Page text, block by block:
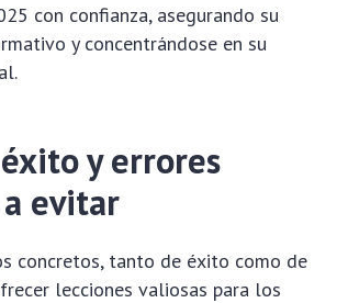
con confianza, asegurando su
y concentrándose en su
y errores
evitar
concretos, tanto de éxito como de
lecciones valiosas para los